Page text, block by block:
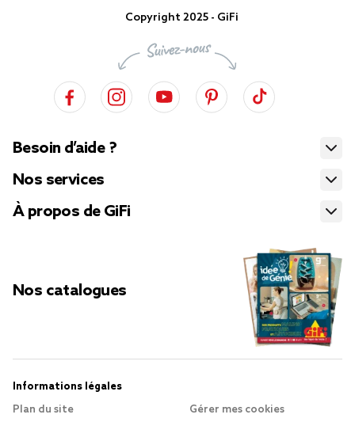
Copyright 2025 - GiFi
Besoin d’aide ?
Nos services
À propos de GiFi
Nos catalogues
Informations légales
Plan du site
Gérer mes cookies